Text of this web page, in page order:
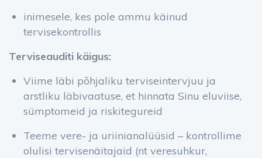
inimesele, kes pole ammu käinud
tervisekontrollis
Terviseauditi käigus:
Viime läbi põhjaliku terviseintervjuu ja
arstliku läbivaatuse, et hinnata Sinu eluviise,
sümptomeid ja riskitegureid
Teeme vere- ja uriinianalüüsid – kontrollime
olulisi tervisenäitajaid (nt veresuhkur,